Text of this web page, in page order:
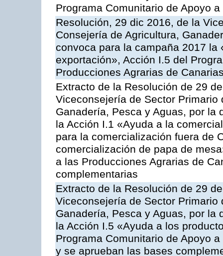
Programa Comunitario de Apoyo
Resolución, 29 dic 2016, de la
Consejería de Agricultura,
convoca para la campaña 2017
exportación», Acción I.5 del
Producciones Agrarias de
Extracto de la Resolución de 29
Viceconsejería de Sector
Ganadería, Pesca y Aguas, por la
la Acción I.1 «Ayuda a la
para la comercialización fuera de
comercialización de papa de
a las Producciones Agrarias de
complementarias
Extracto de la Resolución de 29
Viceconsejería de Sector
Ganadería, Pesca y Aguas, por la
la Acción I.5 «Ayuda a los
Programa Comunitario de Apoyo
y se aprueban las bases